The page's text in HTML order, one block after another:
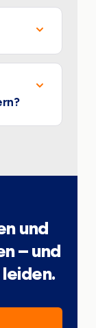
und
– und